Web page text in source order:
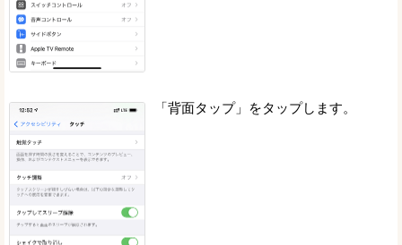
「背面タップ」をタップします。